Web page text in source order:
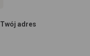
adres